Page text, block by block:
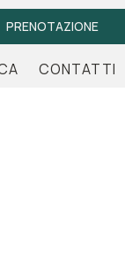
PRENOTAZIONE
CONTATTI